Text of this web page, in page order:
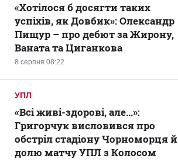
8 серпня 08:22
«Хотілося б досягти таких
успіхів, як Довбик»: Олександр
Пищур – про дебют за Жирону,
Ваната та Циганкова
УПЛ
«Всі живі-здорові, але...»:
Григорчук висловився про
обстріл стадіону Чорноморця й
долю матчу УПЛ з Колосом